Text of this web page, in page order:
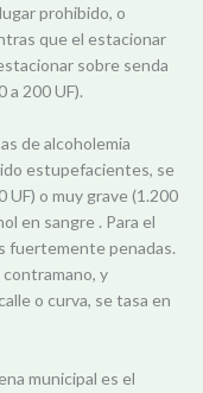
prohibido, o
que el estacionar
sobre senda
200 UF).
de alcoholemia
estupefacientes, se
UF) o muy grave (1.200
en sangre . Para el
fuertemente penadas.
y
o curva, se tasa en
municipal es el